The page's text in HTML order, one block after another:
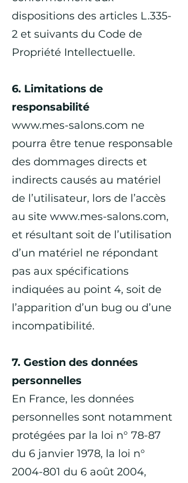
dispositions des articles L.335-
2 et suivants du Code de
Propriété Intellectuelle.
6. Limitations de
responsabilité
www.mes-salons.com ne
pourra être tenue responsable
des dommages directs et
indirects causés au matériel
de l’utilisateur, lors de l’accès
au site www.mes-salons.com,
et résultant soit de l’utilisation
d’un matériel ne répondant
pas aux spécifications
indiquées au point 4, soit de
l’apparition d’un bug ou d’une
incompatibilité.
7. Gestion des données
personnelles
En France, les données
personnelles sont notamment
protégées par la loi n° 78-87
du 6 janvier 1978, la loi n°
2004-801 du 6 août 2004,